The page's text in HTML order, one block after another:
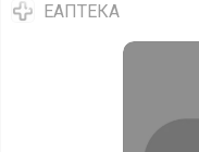
ЕАПТЕКА